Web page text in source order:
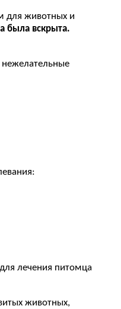
для животных и
была вскрыта.
нежелательные
лечения питомца
животных,